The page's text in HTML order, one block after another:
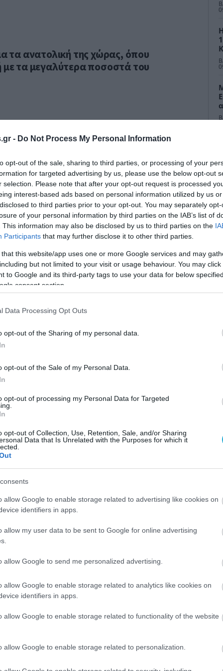
- Do Not Process My Personal Information
opt-out of the sale, sharing to third parties, or processing of your
for targeted advertising by us, please use the below opt-out
selection. Please note that after your opt-out request is processed
interest-based ads based on personal information utilized by us
to third parties prior to your opt-out. You may separately
of your personal information by third parties on the IAB’s list of
This information may also be disclosed by us to third parties on the
Participants that may further disclose it to other third parties.
that this website/app uses one or more Google services and may
but not limited to your visit or usage behaviour. You may
to Google and its third-party tags to use your data for below
consent section.
Data Processing Opt Outs
opt-out of the Sharing of my personal data.
opt-out of the Sale of my Personal Data.
opt-out of processing my Personal Data for Targeted
opt-out of Collection, Use, Retention, Sale, and/or Sharing
Data that Is Unrelated with the Purposes for which it
allow Google to enable storage related to advertising like cookies on
identifiers in apps.
allow my user data to be sent to Google for online advertising
allow Google to send me personalized advertising.
allow Google to enable storage related to analytics like cookies on
identifiers in apps.
allow Google to enable storage related to functionality of the website
allow Google to enable storage related to personalization.
τα ανατολική της χώρας, όπου
με τα μεγαλύτερα ποσοστά του
την κοινωνική ειρήνη στο εσωτερικό
κυβέρνηση σε έκθεση της για την
τα ξενοφοβικά φαινόμενα που έχουν
Γερμανία, όπου παρατηρούνται τα
στις τοπικές εκλογές και στις
”Εναλλακτική για τη Γερμανία” (AfD).
κάνει λόγο και για τις ”διαδηλώσεις
που ”έχουν πια καταστεί σαφές πως
αστικών διαμαρτυριών και ακροδεξιών
δράσης”.